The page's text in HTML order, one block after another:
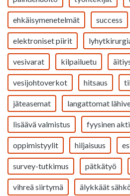
ehkäisymenetelmät success
elektroniset piirit
vesivarat kilpailuetu
vesijohtoverkot hitsaus
jäteasemat langattomat
lisäävä valmistus fyysinen
oppimistyylit hiljaisuus
survey-tutkimus pätkätyö
vihreä siirtymä älykkäät